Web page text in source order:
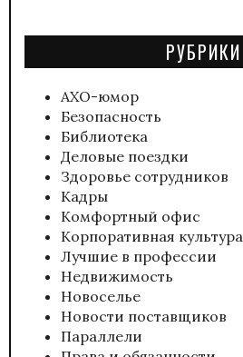
РУБРИКИ
АХО-юмор
Безопасность
Библиотека
Деловые поездки
Здоровье сотрудников
Кадры
Комфортный офис
Корпоративная культура
Лучшие в профессии
Недвижимость
Новоселье
Новости поставщиков
Параллели